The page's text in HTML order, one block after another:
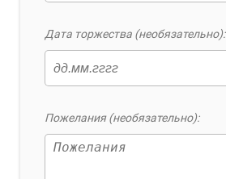
Дата торжества (необязательно):
Пожелания (необязательно):